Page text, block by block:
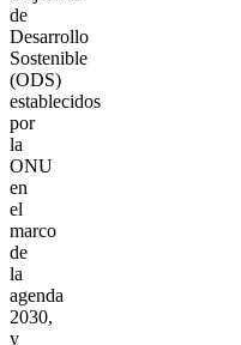
de
Desarrollo
Sostenible
(ODS)
establecidos
por
la
ONU
en
el
marco
de
la
agenda
2030,
y